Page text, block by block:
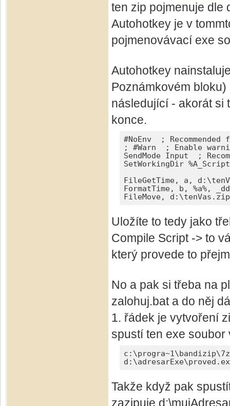
ten zip pojmenuje dle
Autohotkey je v
pojmenovávací exe
Autohotkey
Poznámkovém
následující - akorát si
konce.
#NoEnv  ;
; #Warn  ; Enable
SendMode Input  ;
SetWorkingDir
FileGetTime, a,
FormatTime, b, %a%,
FileMove,
Uložíte to tedy jako
Compile Script -> to
který provede to
No a pak si třeba na
zalohuj.bat a do něj
1. řádek je vytvoření
spustí ten exe soubor
Takže když pak
zazipuje